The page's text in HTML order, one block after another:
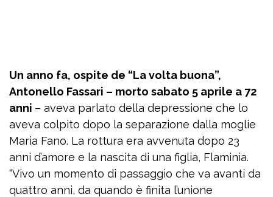
Un anno fa, ospite de “La volta buona”,
Antonello Fassari – morto sabato 5 aprile a 72
anni – aveva parlato della depressione che lo
aveva colpito dopo la separazione dalla moglie
Maria Fano. La rottura era avvenuta dopo 23
anni d’amore e la nascita di una figlia, Flaminia.
“Vivo un momento di passaggio che va avanti da
quattro anni, da quando è finita l’unione